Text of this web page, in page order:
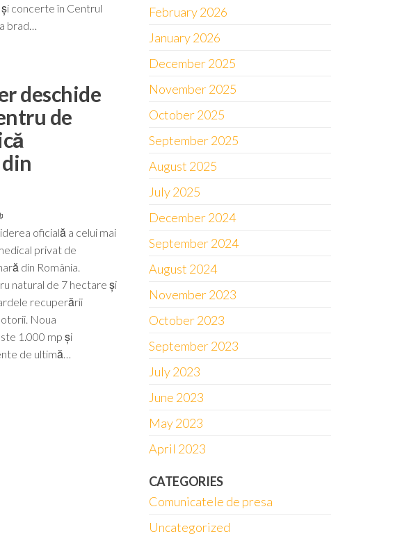
concerte în Centrul
brad…
deschide
de
oficială a celui mai
privat de
din România.
natural de 7 hectare și
recuperării
Noua
1.000 mp și
de ultimă…
February 2026
January 2026
December 2025
November 2025
October 2025
September 2025
August 2025
July 2025
December 2024
September 2024
August 2024
November 2023
October 2023
September 2023
July 2023
June 2023
May 2023
April 2023
CATEGORIES
Comunicatele de presa
Uncategorized